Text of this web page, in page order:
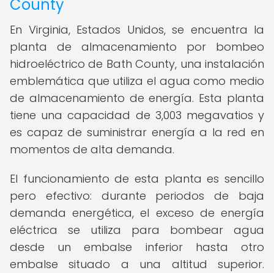
County
En Virginia, Estados Unidos, se encuentra la
planta de almacenamiento por bombeo
hidroeléctrico de Bath County, una instalación
emblemática que utiliza el agua como medio
de almacenamiento de energía. Esta planta
tiene una capacidad de 3,003 megavatios y
es capaz de suministrar energía a la red en
momentos de alta demanda.
El funcionamiento de esta planta es sencillo
pero efectivo: durante periodos de baja
demanda energética, el exceso de energía
eléctrica se utiliza para bombear agua
desde un embalse inferior hasta otro
embalse situado a una altitud superior.